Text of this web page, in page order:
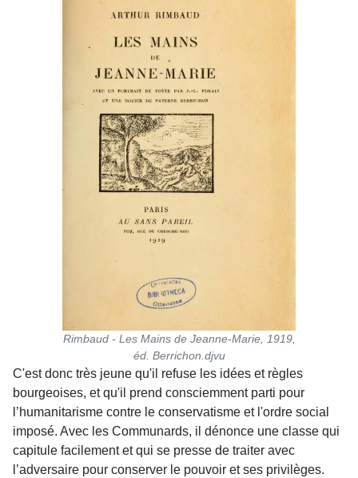
Rimbaud - Les Mains de Jeanne-Marie, 1919,
éd. Berrichon.djvu
C'est donc très jeune qu'il refuse les idées et règles
bourgeoises, et qu'il prend consciemment parti pour
l’humanitarisme contre le conservatisme et l'ordre social
imposé. Avec les Communards, il dénonce une classe qui
capitule facilement et qui se presse de traiter avec
l’adversaire pour conserver le pouvoir et ses privilèges.